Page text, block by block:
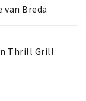
van Breda
Thrill Grill